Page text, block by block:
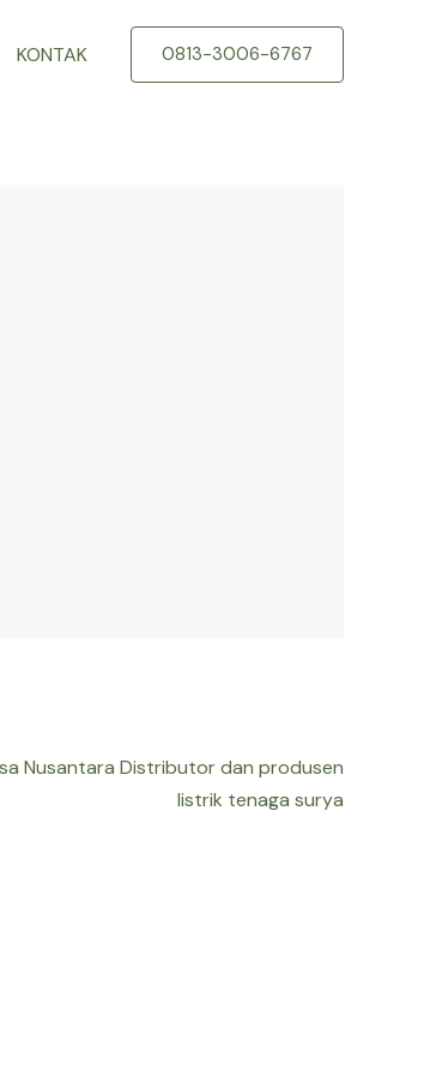
KONTAK 0813-3006-6767
Nusantara Distributor dan produsen
listrik tenaga surya